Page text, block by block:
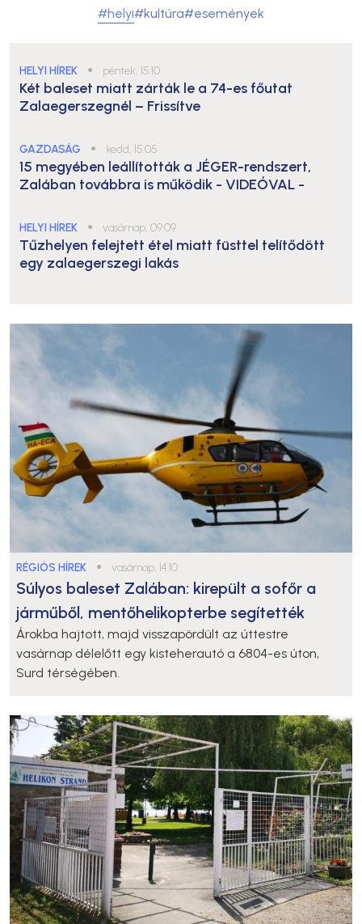
#helyi#kultúra#események
HELYI HÍREK ● péntek, 15:10
Két baleset miatt zárták le a 74-es főutat
Zalaegerszegnél – Frissítve
GAZDASÁG ● kedd, 15:05
15 megyében leállították a JÉGER-rendszert,
Zalában továbbra is működik - VIDEÓVAL -
HELYI HÍREK ● vasárnap, 09:09
Tűzhelyen felejtett étel miatt füsttel telítődött
egy zalaegerszegi lakás
RÉGIÓS HÍREK ● vasárnap, 14:10
Súlyos baleset Zalában: kirepült a sofőr a
járműből, mentőhelikopterbe segítették
Árokba hajtott, majd visszapördült az úttestre
vasárnap délelőtt egy kisteherautó a 6804-es úton,
Surd térségében.